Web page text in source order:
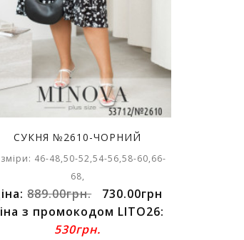
СУКНЯ №2610-ЧОРНИЙ
46-48,50-52,54-56,58-60,66-
68,
889.00грн.
730.00грн
з промокодом LITO26:
530грн.